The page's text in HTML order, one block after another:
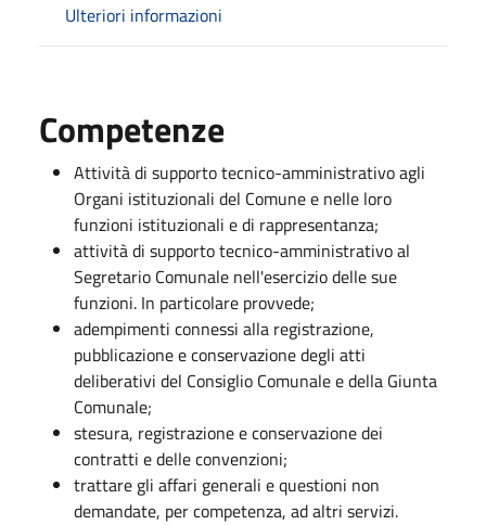
Ulteriori informazioni
Competenze
Attività di supporto tecnico-amministrativo agli
Organi istituzionali del Comune e nelle loro
funzioni istituzionali e di rappresentanza;
attività di supporto tecnico-amministrativo al
Segretario Comunale nell'esercizio delle sue
funzioni. In particolare provvede;
adempimenti connessi alla registrazione,
pubblicazione e conservazione degli atti
deliberativi del Consiglio Comunale e della Giunta
Comunale;
stesura, registrazione e conservazione dei
contratti e delle convenzioni;
trattare gli affari generali e questioni non
demandate, per competenza, ad altri servizi.